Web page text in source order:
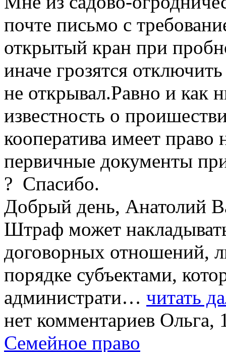
почте письмо с
открытый кран при
иначе грозятся
не открывал.Равно и как
известность о
кооператива имеет
первичные документы
? Спасибо.
Добрый день, Анатолий
Штраф может
договорных отношений,
порядке субъектами,
администрати… читать
нет комментариев Ольга,
Семейное право